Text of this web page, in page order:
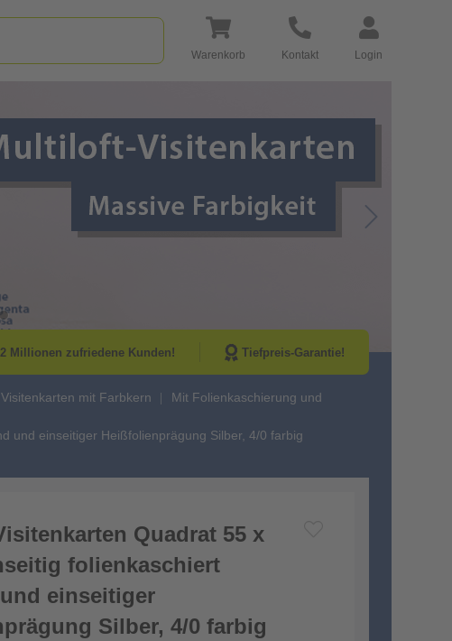
Warenkorb Kontakt Login
Go to Next
2 Millionen zufriedene Kunden! Tiefpreis-Garantie!
mit Farbkern
Mit Folienkaschierung und
und einseitiger Heißfolienprägung Silber, 4/0 farbig
Quadrat 55 x
folienkaschiert
einseitiger
Silber, 4/0 farbig